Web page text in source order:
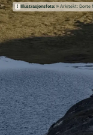
Illustrasjonsfoto: Ϝ Arkitekt: Dorte